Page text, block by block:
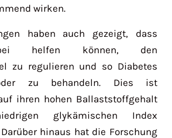
wirken.
haben auch gezeigt, dass
helfen können, den
zu regulieren und so Diabetes
zu behandeln. Dies ist
ihren hohen Ballaststoffgehalt
glykämischen Index
hinaus hat die Forschung